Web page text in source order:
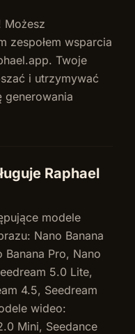
Możesz
zespołem wsparcia
. Twoje
i utrzymywać
generowania
Raphael
modele
Nano Banana
Banana Pro, Nano
5.0 Lite,
4.5, Seedream
wideo:
Mini, Seedance